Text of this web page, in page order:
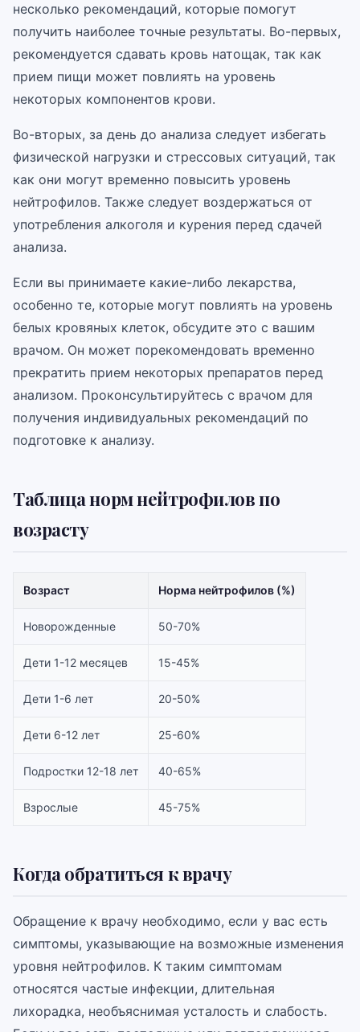
несколько рекомендаций, которые помогут
получить наиболее точные результаты. Во-первых,
рекомендуется сдавать кровь натощак, так как
прием пищи может повлиять на уровень
некоторых компонентов крови.
Во-вторых, за день до анализа следует избегать
физической нагрузки и стрессовых ситуаций, так
как они могут временно повысить уровень
нейтрофилов. Также следует воздержаться от
употребления алкоголя и курения перед сдачей
анализа.
Если вы принимаете какие-либо лекарства,
особенно те, которые могут повлиять на уровень
белых кровяных клеток, обсудите это с вашим
врачом. Он может порекомендовать временно
прекратить прием некоторых препаратов перед
анализом. Проконсультируйтесь с врачом для
получения индивидуальных рекомендаций по
подготовке к анализу.
Таблица норм нейтрофилов по
возрасту
Возраст Норма нейтрофилов (%)
Новорожденные 50-70%
Дети 1-12 месяцев 15-45%
Дети 1-6 лет 20-50%
Дети 6-12 лет 25-60%
Подростки 12-18 лет 40-65%
Взрослые 45-75%
Когда обратиться к врачу
Обращение к врачу необходимо, если у вас есть
симптомы, указывающие на возможные изменения
уровня нейтрофилов. К таким симптомам
относятся частые инфекции, длительная
лихорадка, необъяснимая усталость и слабость.